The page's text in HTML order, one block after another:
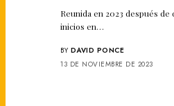
Reunida en 2023 después de
inicios en…
BY DAVID PONCE
13 DE NOVIEMBRE DE 2023